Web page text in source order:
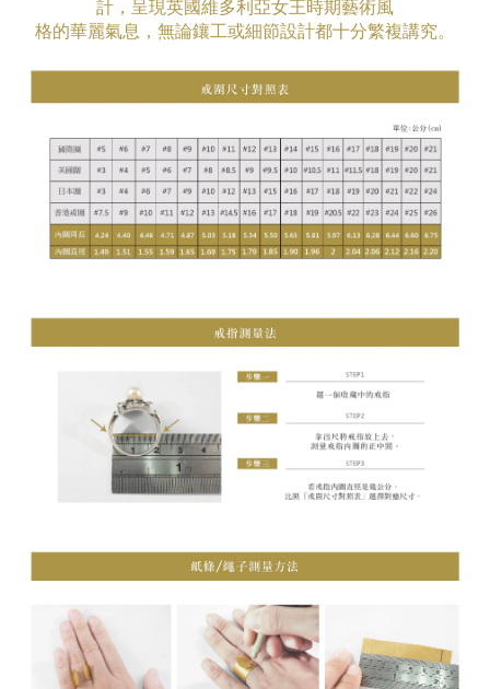
計，呈現英國維多利亞女王時期藝術風
格的華麗氣息 ，無論鑲工或細節設計都十分繁複講究。